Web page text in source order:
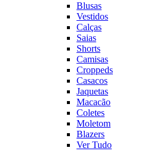
Blusas
Vestidos
Calças
Saias
Shorts
Camisas
Croppeds
Casacos
Jaquetas
Macacão
Coletes
Moletom
Blazers
Ver Tudo